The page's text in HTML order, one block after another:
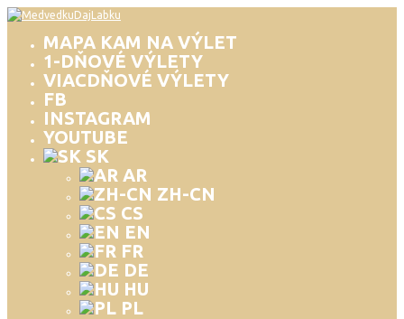
MAPA KAM NA VÝLET
1-DŇOVÉ VÝLETY
VIACDŇOVÉ VÝLETY
FB
INSTAGRAM
YOUTUBE
SK
AR
ZH-CN
CS
EN
FR
DE
HU
PL